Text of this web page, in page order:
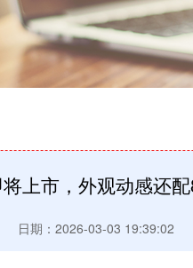
上市，外观动感还
日期：2026-03-03 19:39:02